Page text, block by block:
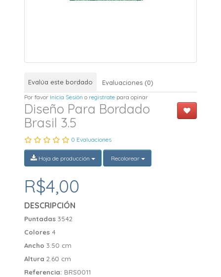
Evalúa este bordado Evaluaciones (0)
Por favor Inicia Sesión o registrate para opinar
Diseño Para Bordado
Brasil 3.5
0 Evaluaciones
Hoja de producción Recolorear
R$4,00
DESCRIPCIÓN
Puntadas3542
Colores4
Ancho3.50 cm
Altura2.60 cm
Referencia: BRS0011